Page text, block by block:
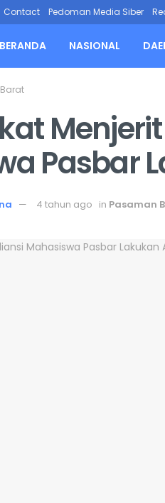
Contact Pedoman Media Siber
BERANDA NASIONAL
Pasbar
4 tahun ago in Pasaman